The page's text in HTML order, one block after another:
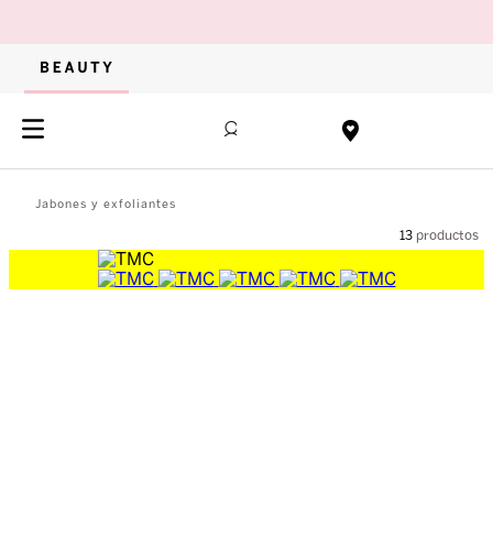
Jabones y exfoliantes
13 productos